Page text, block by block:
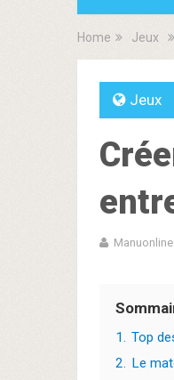
Home Jeux
Jeux
Manuonline
1. Top
2. Le